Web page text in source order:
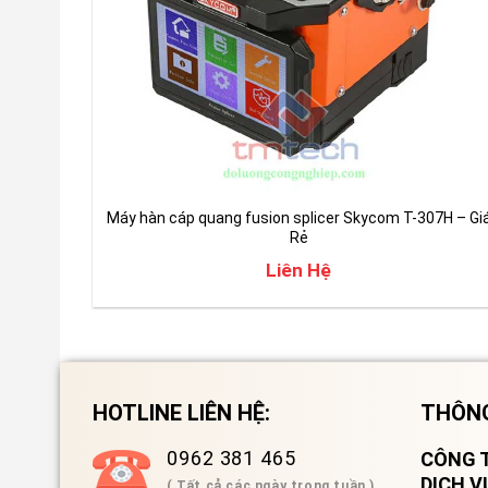
Máy hàn cáp quang fusion splicer Skycom T-307H –
Rẻ
Liên Hệ
HOTLINE LIÊN HỆ:
0962 381 465
CÔNG